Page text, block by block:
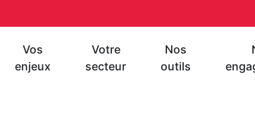
Vos
enjeux
Votre
secteur
Nos
outils